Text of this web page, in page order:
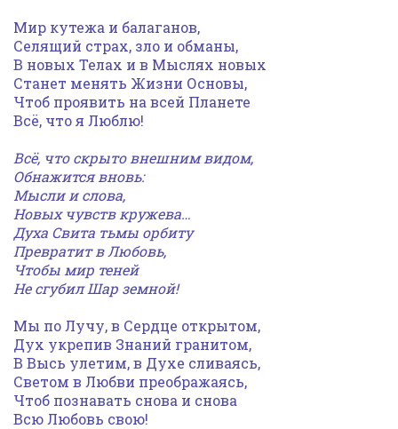
Мир кутежа и балаганов,
Селящий страх, зло и обманы,
В новых Телах и в Мыслях новых
Станет менять Жизни Основы,
Чтоб проявить на всей Планете
Всё, что я Люблю!
Всё, что скрыто внешним видом,
Обнажится вновь:
Мысли и слова,
Новых чувств кружева…
Духа Свита тьмы орбиту
Превратит в Любовь,
Чтобы мир теней
Не сгубил Шар земной!
Мы по Лучу, в Сердце открытом,
Дух укрепив Знаний гранитом,
В Высь улетим, в Духе сливаясь,
Светом в Любви преображаясь,
Чтоб познавать снова и снова
Всю Любовь свою!